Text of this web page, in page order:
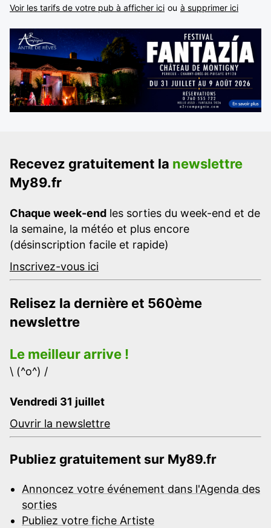
Voir les tarifs de votre pub à afficher ici ou à supprimer ici
Recevez gratuitement la newslettre
My89.fr
Chaque week-end les sorties du week-end et de
la semaine, la météo et plus encore
(désinscription facile et rapide)
Inscrivez-vous ici
Relisez la dernière et 560ème
newslettre
Le meilleur arrive !
\ (^o^) /
Vendredi 31 juillet
Ouvrir la newslettre
Publiez gratuitement sur My89.fr
Annoncez votre événement dans l'Agenda des
sorties
Publiez votre fiche Artiste